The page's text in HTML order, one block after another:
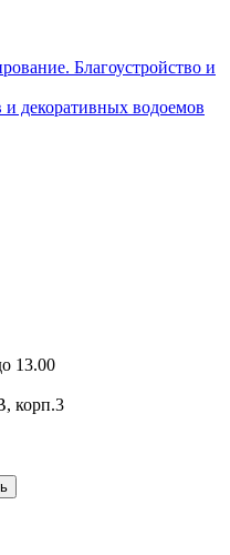
Благоустройство и
и декоративных водоемов
13.00
корп.3